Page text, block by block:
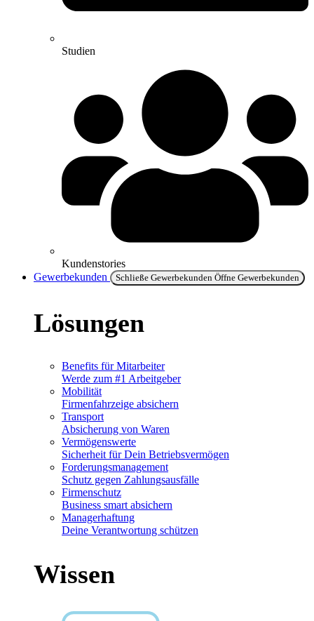
Studien
Kundenstories
Gewerbekunden
Schließe Gewerbekunden Öffne Gewerbekunden
Lösungen
Benefits für Mitarbeiter
Werde zum #1 Arbeitgeber
Mobilität
Firmenfahrzeige absichern
Transport
Absicherung von Waren
Vermögenswerte
Sicherheit für Dein Betriebsvermögen
Forderungsmanagement
Schutz gegen Zahlungsausfälle
Firmenschutz
Business smart absichern
Managerhaftung
Deine Verantwortung schützen
Wissen